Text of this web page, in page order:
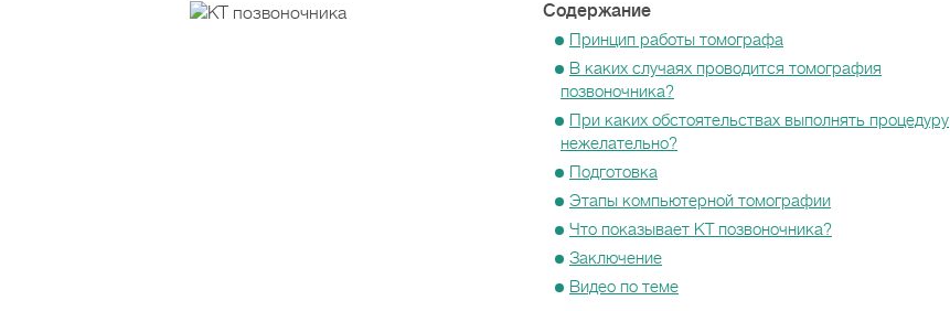
Содержание
Принцип работы томографа
В каких случаях проводится томография
позвоночника?
При каких обстоятельствах выполнять процедуру
нежелательно?
Подготовка
Этапы компьютерной томографии
Что показывает КТ позвоночника?
Заключение
Видео по теме